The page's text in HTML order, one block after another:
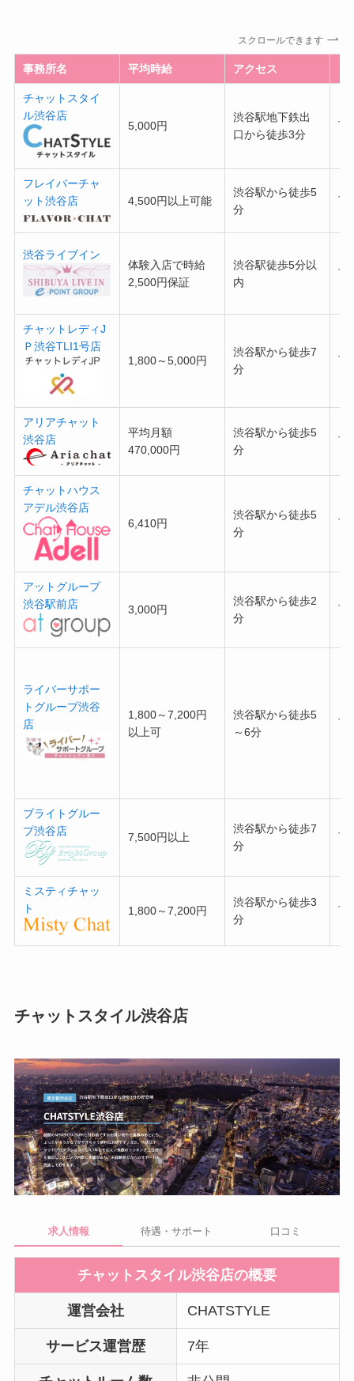
スクロールできます
事務所名 平均時給 アクセス
チャットスタイ
ル渋谷店
5,000円
渋谷駅地下鉄出
口から徒歩3分
可
フレイバーチャ
ット渋谷店
4,500円以上可能
渋谷駅から徒歩5
分
可
渋谷ライブイン
体験入店で時給
2,500円保証
渋谷駅徒歩5分以
内
可
チャットレディJ
Ｐ渋谷TLI1号店
1,800～5,000円
渋谷駅から徒歩7
分
可
アリアチャット
渋谷店
平均月額
470,000円
渋谷駅から徒歩5
分
可
チャットハウス
アデル渋谷店
6,410円
渋谷駅から徒歩5
分
可
アットグループ
渋谷駅前店
3,000円
渋谷駅から徒歩2
分
可
ライバーサポー
トグループ渋谷
店
1,800～7,200円
以上可
渋谷駅から徒歩5
～6分
可
ブライトグルー
プ渋谷店
7,500円以上
渋谷駅から徒歩7
分
可
ミスティチャッ
ト
1,800～7,200円
渋谷駅から徒歩3
分
可
チャットスタイル渋谷店
求人情報 待遇・サポート 口コミ
チャットスタイル渋谷店の概要
運営会社 CHATSTYLE
サービス運営歴 7年